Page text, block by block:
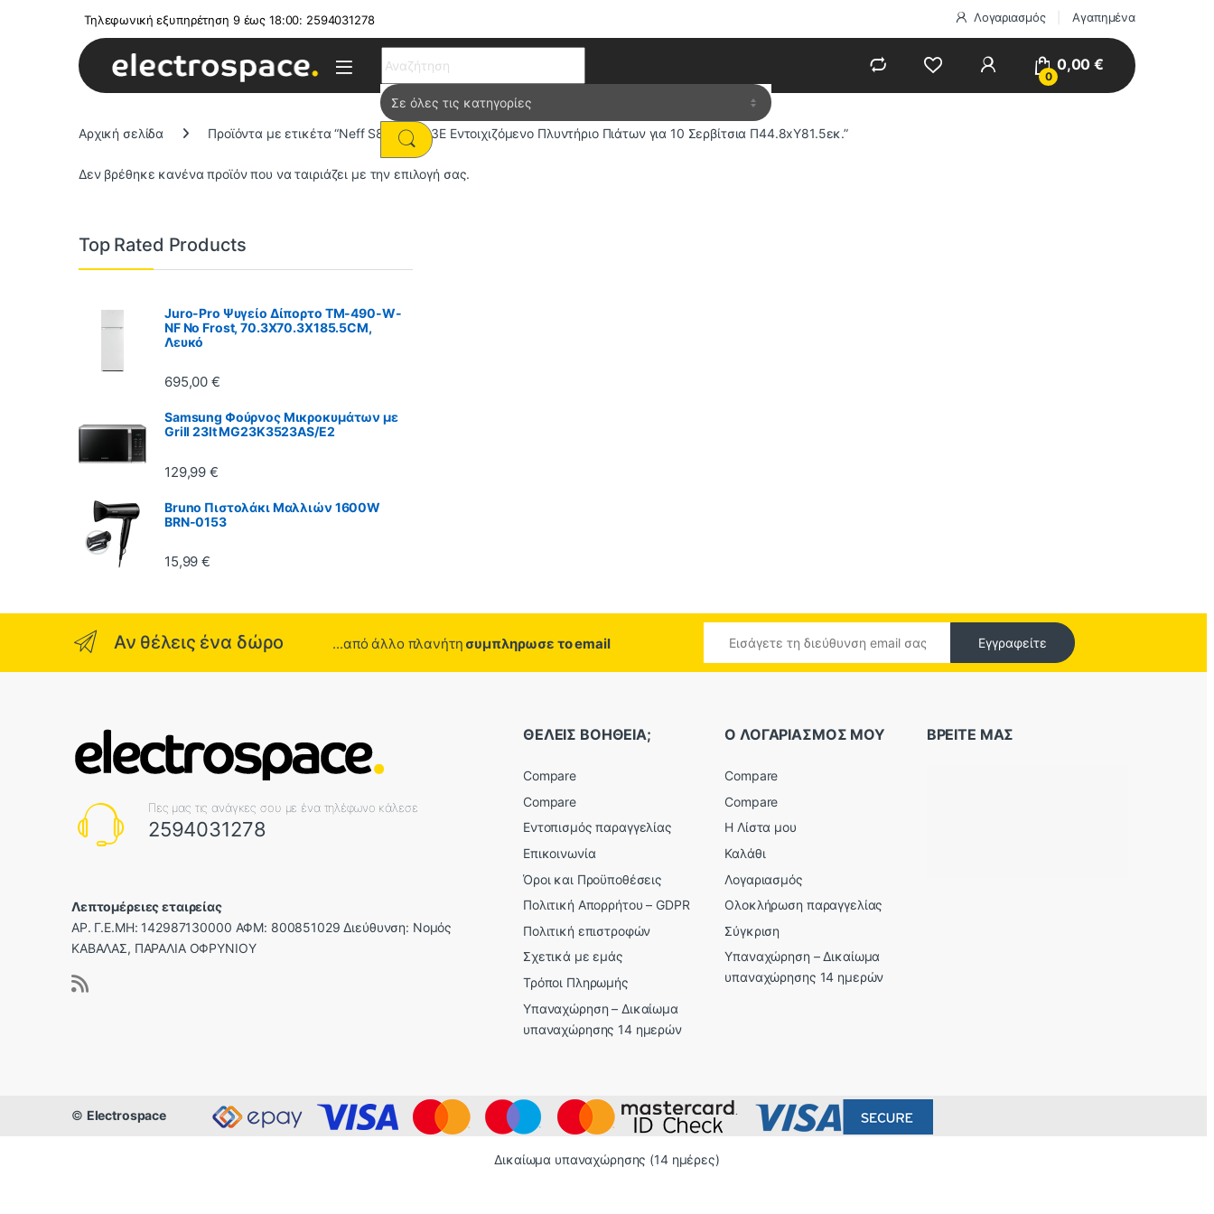
Τηλεφωνική εξυπηρέτηση 9 έως 18:00: 2594031278 Λογαριασμός Αγαπημένα
0
0,00€
Αρχική σελίδα Προϊόντα με ετικέτα “Neff S855EKX33E Εντοιχιζόμενο Πλυντήριο Πιάτων για 10 Σερβίτσια Π44.8xY81.5εκ.”
Δεν βρέθηκε κανένα προϊόν που να ταιριάζει με την επιλογή σας.
Top Rated Products
Juro-Pro Ψυγείο Δίπορτο TM-490-W-
NF No Frost, 70.3X70.3X185.5CM,
Λευκό
695,00€
Samsung Φούρνος Μικροκυμάτων με
Grill 23lt MG23K3523AS/E2
129,99€
Bruno Πιστολάκι Μαλλιών 1600W
BRN-0153
15,99€
Αν θέλεις ένα δώρο ...από άλλο πλανήτη συμπληρωσε το email Εγγραφείτε
Πες μας τις ανάγκες σου με ένα τηλέφωνο κάλεσε
2594031278
Λεπτομέρειες εταιρείας
ΑΡ. Γ.Ε.ΜΗ: 142987130000 ΑΦΜ: 800851029 Διεύθυνση: Νομός
ΚΑΒΑΛΑΣ, ΠΑΡΑΛΙΑ ΟΦΡΥΝΙΟΥ
ΘΕΛΕΙΣ ΒΟΗΘΕΙΑ;
Compare
Compare
Εντοπισμός παραγγελίας
Επικοινωνία
Όροι και Προϋποθέσεις
Πολιτική Απορρήτου – GDPR
Πολιτική επιστροφών
Σχετικά με εμάς
Τρόποι Πληρωμής
Υπαναχώρηση – Δικαίωμα
υπαναχώρησης 14 ημερών
Ο ΛΟΓΑΡΙΑΣΜΟΣ ΜΟΥ
Compare
Compare
Η Λίστα μου
Καλάθι
Λογαριασμός
Ολοκλήρωση παραγγελίας
Σύγκριση
Υπαναχώρηση – Δικαίωμα
υπαναχώρησης 14 ημερών
ΒΡΕΙΤΕ ΜΑΣ
© Electrospace
Δικαίωμα υπαναχώρησης (14 ημέρες)